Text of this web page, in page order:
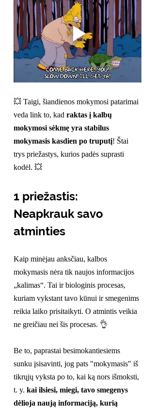
💥 Taigi, šiandienos mokymosi patarimai
veda link to, kad raktas į kalbų
mokymosi sėkmę yra stabilus
mokymasis kasdien po truputį! Štai
trys priežastys, kurios padės suprasti
kodėl. 💥
1 priežastis:
Neapkrauk savo
atminties
Kaip minėjau anksčiau, kalbos
mokymasis nėra tik naujos informacijos
„kalimas“. Tai ir biologinis procesas,
kuriam vykstant tavo kūnui ir smegenims
reikia laiko prisitaikyti. O atmintis veikia
ne greičiau nei šis procesas. 👌
Be to, paprastai besimokantiesiems
sunku įsisavinti, jog pats "mokymasis" iš
tikrųjų vyksta po to, kai ką nors išmoksti,
t. y. kai ilsiesi, miegi, tavo smegenys
dėlioja naują informaciją, kurią